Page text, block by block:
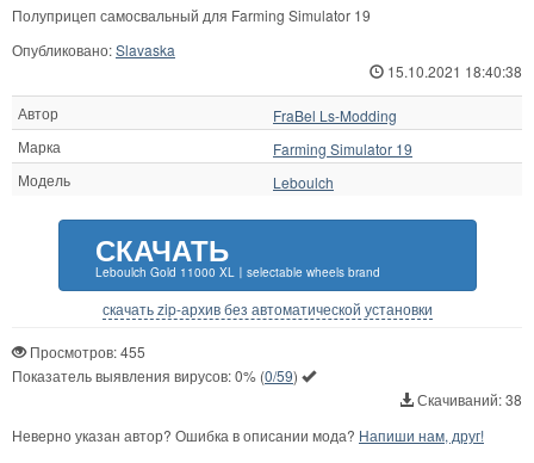
Полуприцеп самосвальный для Farming Simulator 19
Опубликовано:Slavaska
15.10.2021 18:40:38
Автор
FraBel Ls-Modding
Марка
Farming Simulator 19
Модель
Leboulch
СКАЧАТЬ
Leboulch Gold 11000 XL〡selectable wheels brand
скачать zip-архив без автоматической установки
Просмотров: 455
Показатель выявления вирусов:0% (0/59)
Скачиваний: 38
Неверно указан автор? Ошибка в описании мода? Напиши нам, друг!